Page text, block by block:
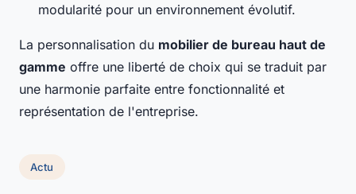
modularité pour un environnement évolutif.
La personnalisation du mobilier de bureau haut de
gamme offre une liberté de choix qui se traduit par
une harmonie parfaite entre fonctionnalité et
représentation de l'entreprise.
Actu